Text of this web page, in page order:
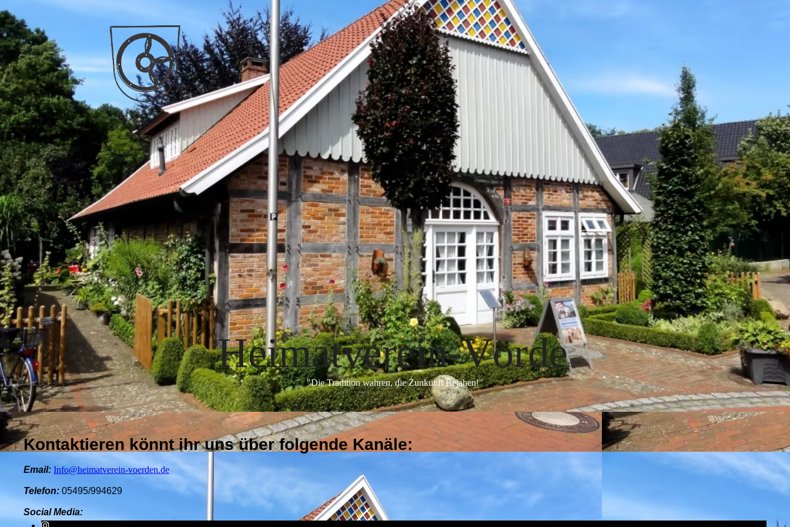
Heimatverein-Vörden
"Die Tradition wahren, die Zunkunft Bejahen!"
Kontaktieren könnt ihr uns über folgende Kanäle:
Email: Info@heimatverein-voerden.de
Telefon: 05495/994629
Social Media: